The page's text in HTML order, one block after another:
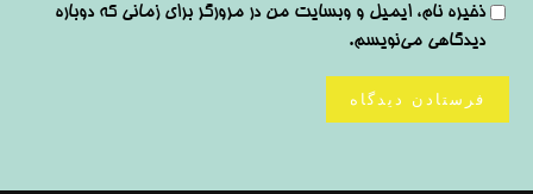
ذخیره نام، ایمیل و وبسایت من در مرورگر برای زمانی که دوباره
دیدگاهی می‌نویسم.